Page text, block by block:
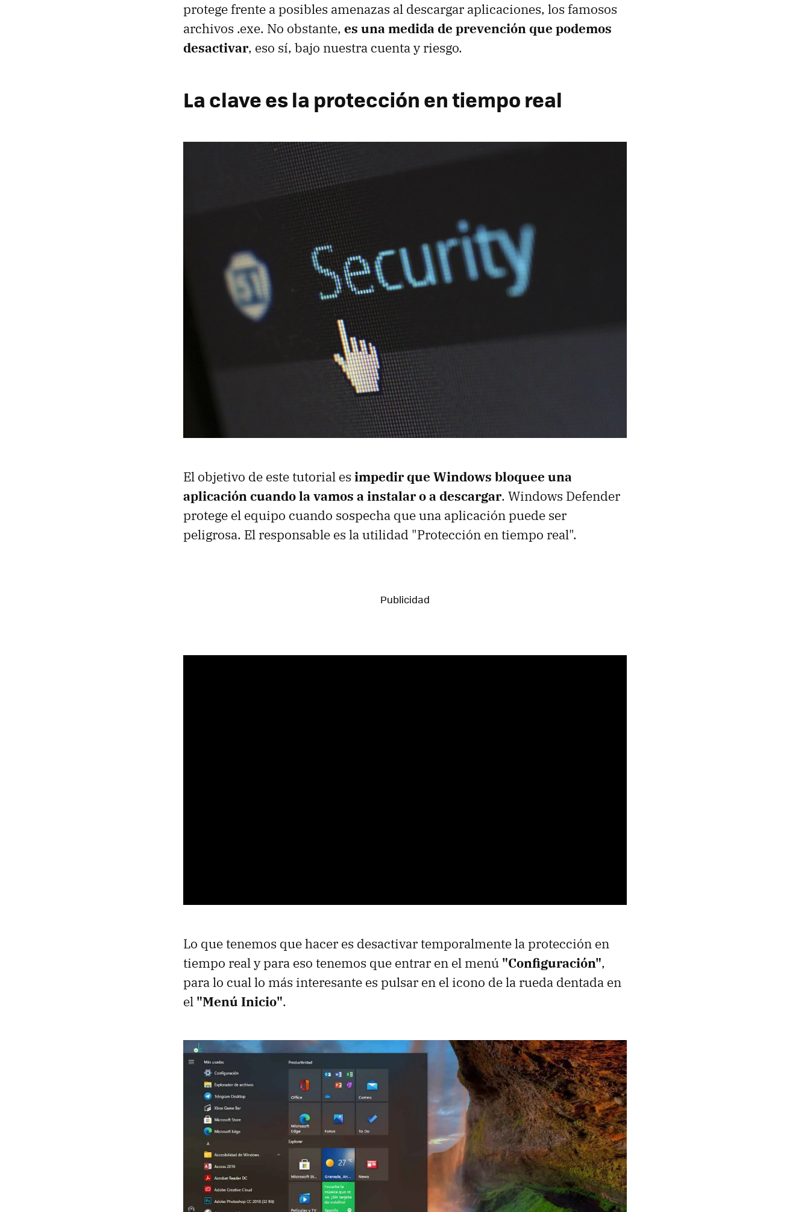
protege frente a posibles amenazas al descargar aplicaciones, los famosos
archivos .exe. No obstante, es una medida de prevención que podemos
desactivar, eso sí, bajo nuestra cuenta y riesgo.
La clave es la protección en tiempo real
El objetivo de este tutorial es impedir que Windows bloquee una
aplicación cuando la vamos a instalar o a descargar. Windows Defender
protege el equipo cuando sospecha que una aplicación puede ser
peligrosa. El responsable es la utilidad "Protección en tiempo real".
Lo que tenemos que hacer es desactivar temporalmente la protección en
tiempo real y para eso tenemos que entrar en el menú "Configuración",
para lo cual lo más interesante es pulsar en el icono de la rueda dentada en
el "Menú Inicio".